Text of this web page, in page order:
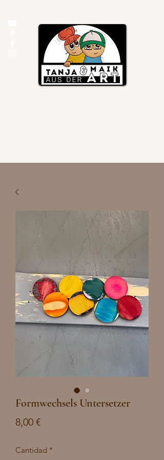
Formwechsels Untersetzer
8,00 €Precio
Cantidad *